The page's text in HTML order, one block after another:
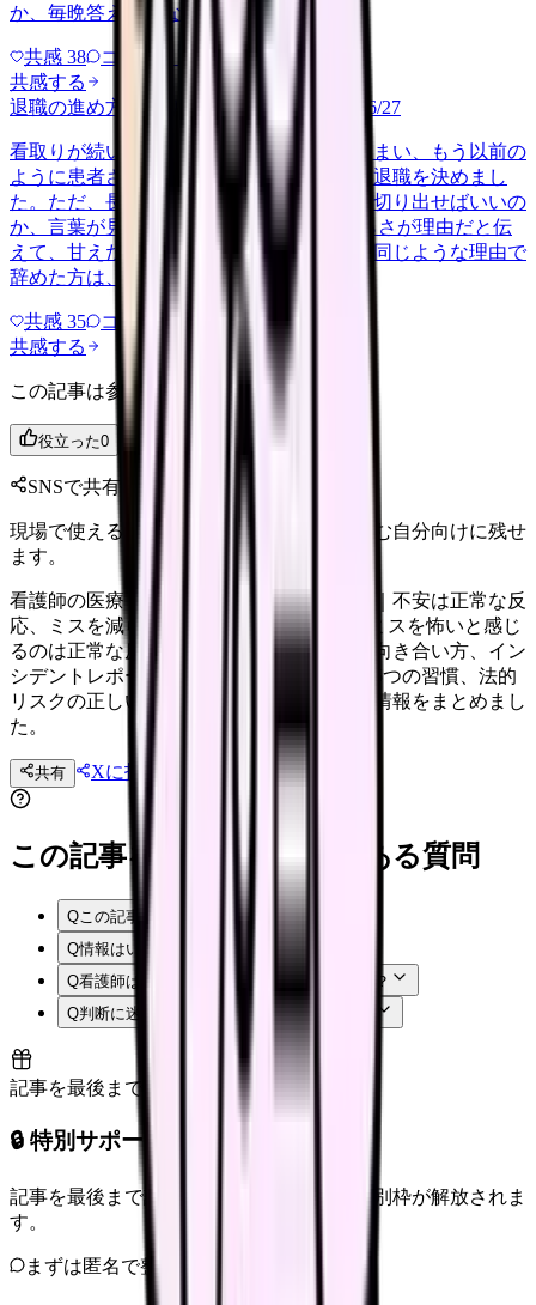
か、毎晩答えの出ない自問自答…
共感 38 コメント 2
共感する
退職の進め方を知りたい patient-family 2026/6/27
看取りが続いた数か月で心がすり切れてしまい、もう以前の
ように患者さんと向き合える自信がなく、退職を決めまし
た。ただ、長く育ててもらった師長にどう切り出せばいいの
か、言葉が見つかりません。 看取りのつらさが理由だと伝
えて、甘えだと思われないかも不安です。同じような理由で
辞めた方は、どんな順番で誰に何…
共感 35 コメント
共感する
この記事は参考になりましたか？
役立った0 参考になった
SNSで共有
現場で使えるポイントを、同僚やあとで読む自分向けに残せ
ます。
看護師の医療ミスが怖い・不安なあなたへ｜不安は正常な反
応、ミスを減らす5つの習慣 看護師が医療ミスを怖いと感じ
るのは正常な反応です。ミスへの不安との向き合い方、イン
シデントレポートの書き方、ミスを減らす5つの習慣、法的
リスクの正しい知識まで、不安を和らげる情報をまとめまし
た。
共有 Xに投稿 投稿文コピー
この記事を読む前後によくある質問
Qこの記事では何を確認できますか？
Q情報はいつ時点のものですか？
Q看護師はまず何から確認すればよいですか？
Q判断に迷う場合はどうすればよいですか？
記事を最後まで読むと解放
🔒 特別サポート枠（未開放）
記事を最後まで読むと、転職サポートの特別枠が解放されま
す。
まずは匿名で整理